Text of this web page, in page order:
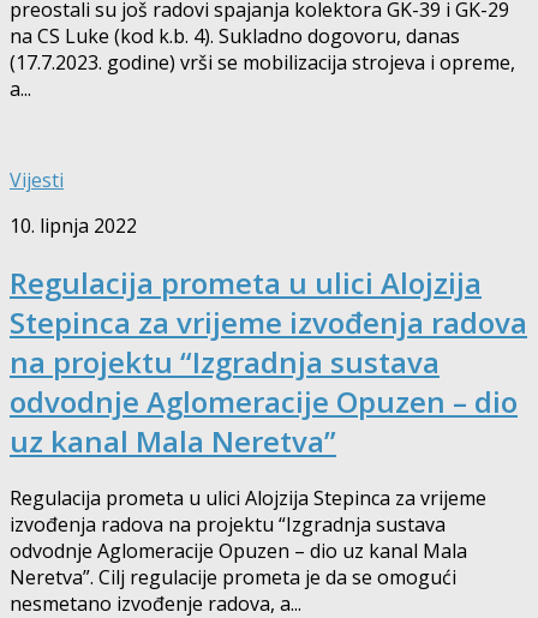
preostali su još radovi spajanja kolektora GK-39 i GK-29
na CS Luke (kod k.b. 4). Sukladno dogovoru, danas
(17.7.2023. godine) vrši se mobilizacija strojeva i opreme,
a...
Vijesti
10. lipnja 2022
Regulacija prometa u ulici Alojzija
Stepinca za vrijeme izvođenja radova
na projektu “Izgradnja sustava
odvodnje Aglomeracije Opuzen – dio
uz kanal Mala Neretva”
Regulacija prometa u ulici Alojzija Stepinca za vrijeme
izvođenja radova na projektu “Izgradnja sustava
odvodnje Aglomeracije Opuzen – dio uz kanal Mala
Neretva”. Cilj regulacije prometa je da se omogući
nesmetano izvođenje radova, a...